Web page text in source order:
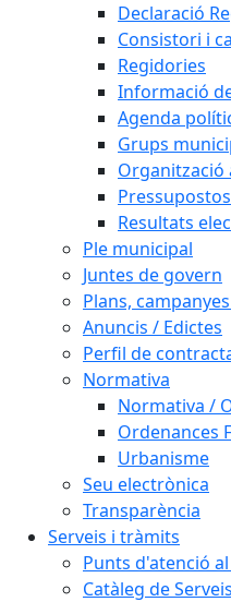
Declaració
Consistori i
Regidories
Informació
Agenda
Grups
Resultats
Ple municipal
Juntes de govern
Plans,
Anuncis / Edictes
Perfil de
Normativa
Normativa /
Ordenances
Urbanisme
Seu electrònica
Transparència
Serveis i tràmits
Punts d'atenció
Catàleg de Serveis